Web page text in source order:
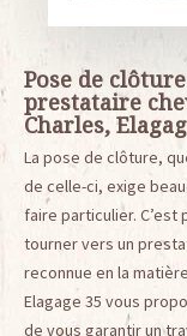
Pose de
prestataire
Charles,
La pose de clôture,
de celle-ci, exige
faire particulier.
tourner vers un
reconnue en la
Elagage 35 vous
de vous garantir un